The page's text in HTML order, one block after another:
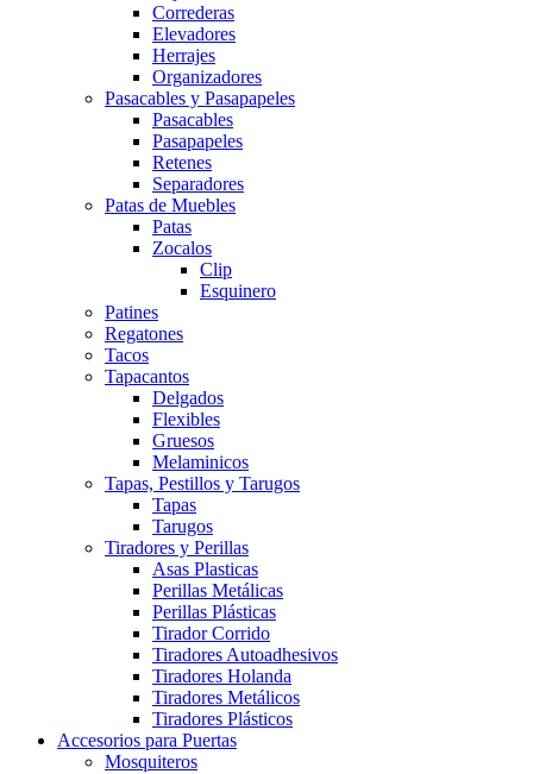
Correderas
Elevadores
Herrajes
Organizadores
Pasacables y Pasapapeles
Pasacables
Pasapapeles
Retenes
Separadores
Patas de Muebles
Patas
Zocalos
Clip
Esquinero
Patines
Regatones
Tacos
Tapacantos
Delgados
Flexibles
Gruesos
Melaminicos
Tapas, Pestillos y Tarugos
Tapas
Tarugos
Tiradores y Perillas
Asas Plasticas
Perillas Metálicas
Perillas Plásticas
Tirador Corrido
Tiradores Autoadhesivos
Tiradores Holanda
Tiradores Metálicos
Tiradores Plásticos
Accesorios para Puertas
Mosquiteros